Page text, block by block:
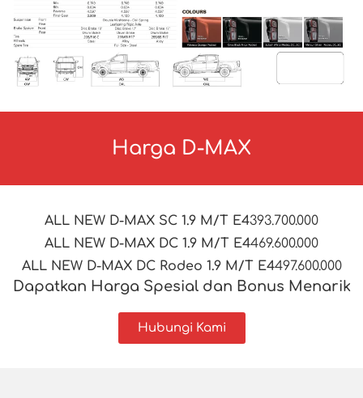
Harga D-MAX
ALL NEW D-MAX SC 1.9 M/T E4393.700.000
ALL NEW D-MAX DC 1.9 M/T E4469.600.000
ALL NEW D-MAX DC Rodeo 1.9 M/T E4497.600.000
Dapatkan Harga Spesial dan Bonus Menarik
Hubungi Kami